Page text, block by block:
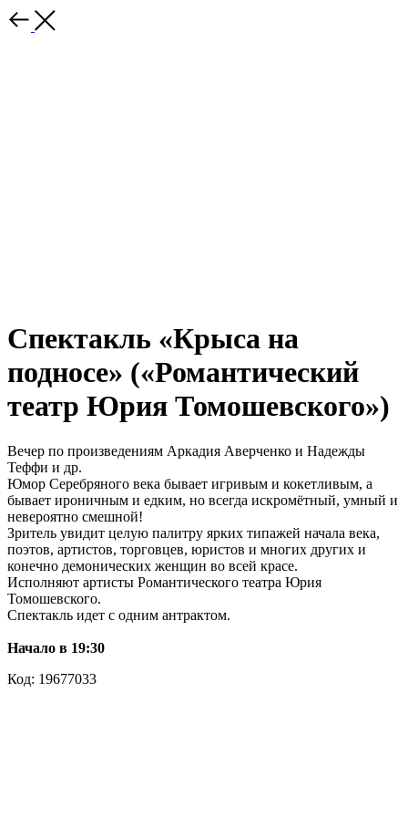
Спектакль «Крыса на
подносе» («Романтический
театр Юрия Томошевского»)
Вечер по произведениям Аркадия Аверченко и Надежды
Теффи и др.
Юмор Серебряного века бывает игривым и кокетливым, а
бывает ироничным и едким, но всегда искромётный, умный и
невероятно смешной!
Зритель увидит целую палитру ярких типажей начала века,
поэтов, артистов, торговцев, юристов и многих других и
конечно демонических женщин во всей красе.
Исполняют артисты Романтического театра Юрия
Томошевского.
Спектакль идет с одним антрактом.
Начало в 19:30
Код: 19677033